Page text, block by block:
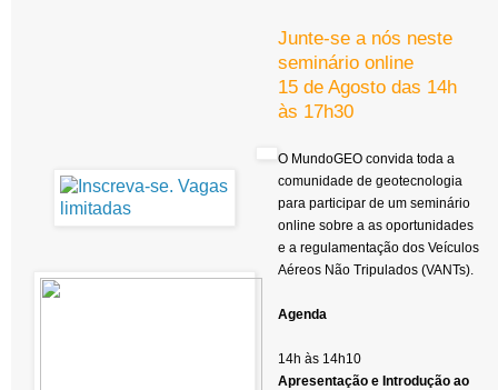
Junte-se a nós neste
seminário online
15 de Agosto das 14h
às 17h30
O MundoGEO convida toda a
comunidade de geotecnologia
para participar de um seminário
online sobre a as oportunidades
e a regulamentação dos Veículos
Aéreos Não Tripulados (VANTs).
Agenda
14h às 14h10
Apresentação e Introdução ao